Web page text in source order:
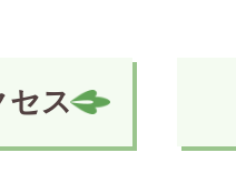
セス